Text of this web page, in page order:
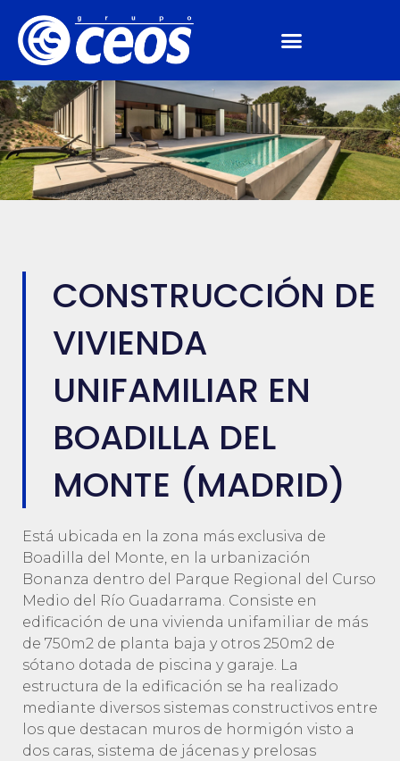
CONSTRUCCIÓN DE
VIVIENDA
UNIFAMILIAR EN
BOADILLA DEL
MONTE (MADRID)
Está ubicada en la zona más exclusiva de
Boadilla del Monte, en la urbanización
Bonanza dentro del Parque Regional del Curso
Medio del Río Guadarrama. Consiste en
edificación de una vivienda unifamiliar de más
de 750m2 de planta baja y otros 250m2 de
sótano dotada de piscina y garaje. La
estructura de la edificación se ha realizado
mediante diversos sistemas constructivos entre
los que destacan muros de hormigón visto a
dos caras, sistema de jácenas y prelosas